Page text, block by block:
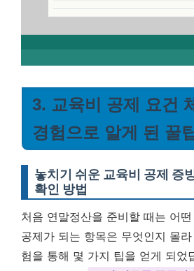
3. 교육비 공제 요건
경험으로 알게 된 꿀팁
놓치기 쉬운 교육비 공제 증
확인 방법
처음 연말정산을 준비할 때는 어
공제가 되는 항목은 무엇인지 몰
험을 통해 몇 가지 팁을 얻게 되었